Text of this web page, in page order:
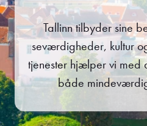
Tallinn tilbyder sine
seværdigheder, kultur
tjenester hjælper vi med
både